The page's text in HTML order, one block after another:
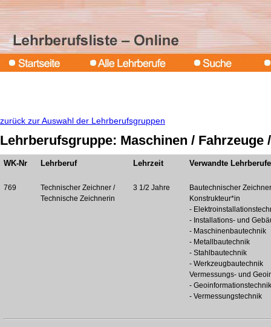
zurück zur Auswahl der Lehrberufsgruppen
Lehrberufsgruppe: Maschinen / Fahrzeuge
WK-Nr Lehrberuf Lehrzeit Verwandte Lehrberufe
769
Technischer Zeichner /
Technische Zeichnerin
3 1/2 Jahre
Bautechnischer
Konstrukteur*in
-
- Installations- und
- Maschinenbautechnik
- Metallbautechnik
- Stahlbautechnik
- Werkzeugbautechnik
Vermessungs- und
- Geoinformationstechnik
- Vermessungstechnik